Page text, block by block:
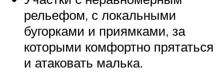
рельефом, с локальными
бугорками и приямками, за
которыми комфортно прятаться
и атаковать малька.